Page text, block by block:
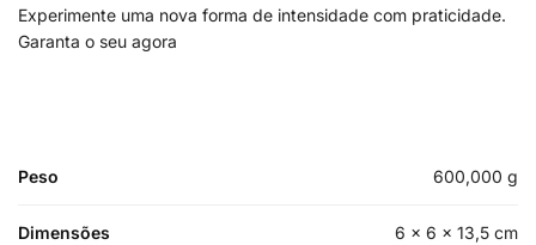
Experimente uma nova forma de intensidade com praticidade.
Garanta o seu agora
Peso 600,000 g
Dimensões 6 × 6 × 13,5 cm